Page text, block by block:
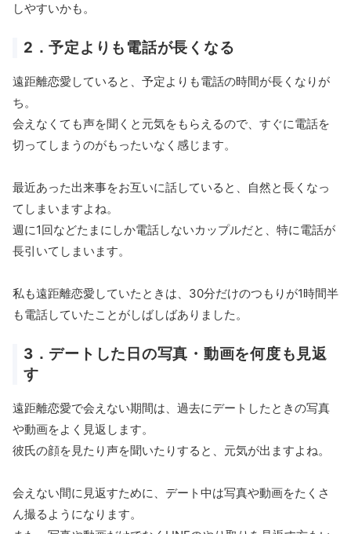
しやすいかも。
2．予定よりも電話が長くなる
遠距離恋愛していると、予定よりも電話の時間が長くなりが
ち。
会えなくても声を聞くと元気をもらえるので、すぐに電話を
切ってしまうのがもったいなく感じます。
最近あった出来事をお互いに話していると、自然と長くなっ
てしまいますよね。
週に1回などたまにしか電話しないカップルだと、特に電話が
長引いてしまいます。
私も遠距離恋愛していたときは、30分だけのつもりが1時間半
も電話していたことがしばしばありました。
3．デートした日の写真・動画を何度も見返
す
遠距離恋愛で会えない期間は、過去にデートしたときの写真
や動画をよく見返します。
彼氏の顔を見たり声を聞いたりすると、元気が出ますよね。
会えない間に見返すために、デート中は写真や動画をたくさ
ん撮るようになります。